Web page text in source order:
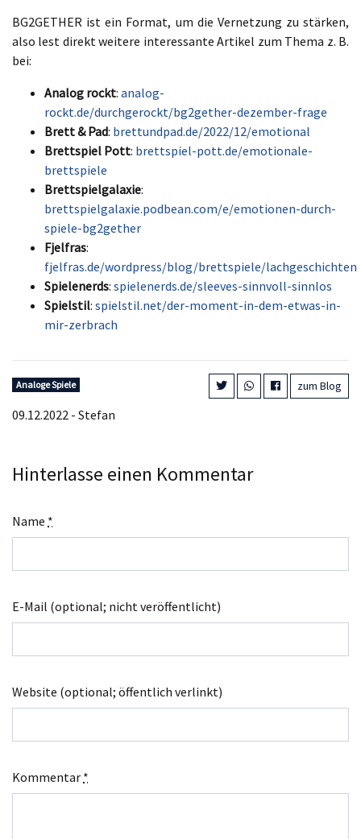
BG2GETHER ist ein Format, um die Vernetzung zu stärken,
also lest direkt weitere interessante Artikel zum Thema z. B.
bei:
Analog rockt: analog-
rockt.de/durchgerockt/bg2gether-dezember-frage
Brett & Pad: brettundpad.de/2022/12/emotional
Brettspiel Pott: brettspiel-pott.de/emotionale-
brettspiele
Brettspielgalaxie:
brettspielgalaxie.podbean.com/e/emotionen-durch-
spiele-bg2gether
Fjelfras:
fjelfras.de/wordpress/blog/brettspiele/lachgeschichten
Spielenerds: spielenerds.de/sleeves-sinnvoll-sinnlos
Spielstil: spielstil.net/der-moment-in-dem-etwas-in-
mir-zerbrach
Analoge Spiele zum Blog
09.12.2022 - Stefan
Hinterlasse einen Kommentar
Name *
E-Mail (optional; nicht veröffentlicht)
Website (optional; öffentlich verlinkt)
Kommentar *